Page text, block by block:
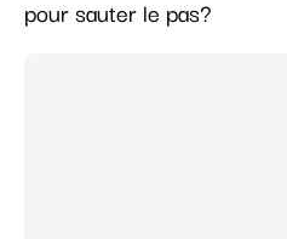
pour sauter le pas?